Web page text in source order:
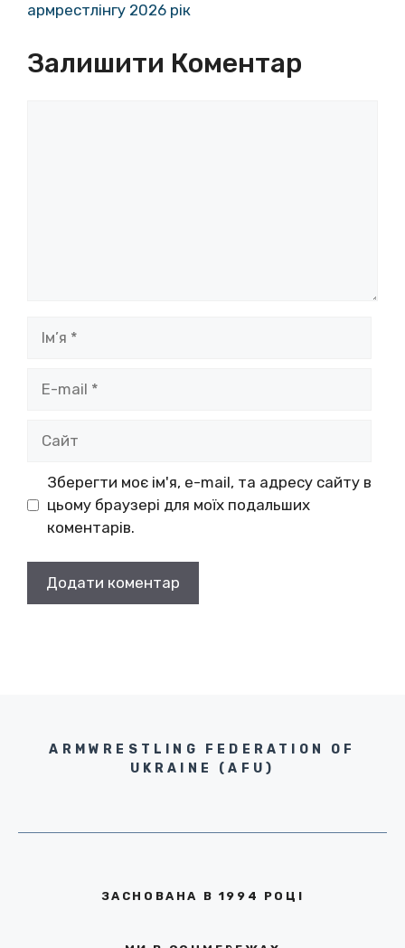
армрестлінгу 2026 рік
Залишити Коментар
mail
Зберегти моє ім'я, e-mail, та адресу сайту в
цьому браузері для моїх подальших
коментарів.
ARMWRESTLING FEDERATION OF
UKRAINE (AFU)
ЗАСНОВАНА В 1994 РОЦІ